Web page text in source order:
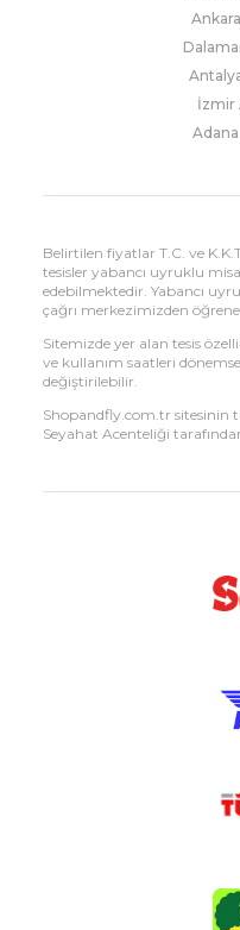
İzmir
Belirtilen fiyatlar T.C. ve
tesisler yabancı uyruklu
edebilmektedir. Yabancı
çağrı merkezimizden
Sitemizde yer alan tesis
ve kullanım saatleri
değiştirilebilir.
Shopandfly.com.tr sitesinin
Seyahat Acenteliği